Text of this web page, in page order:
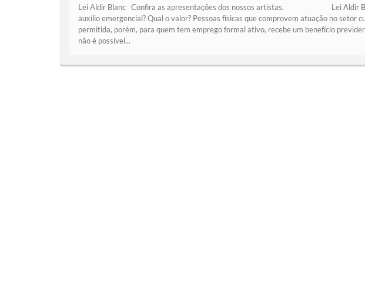
Lei Aldir Blanc Confira as apresentações dos nossos artistas. Lei Aldir Blanc:
auxílio emergencial? Qual o valor? Pessoas físicas que comprovem atuação no
permitida, porém, para quem tem emprego formal ativo, recebe um benefício
não é possível...